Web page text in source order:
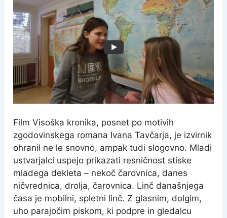
Film Visoška kronika, posnet po motivih
zgodovinskega romana Ivana Tavčarja, je izvirnik
ohranil ne le snovno, ampak tudi slogovno. Mladi
ustvarjalci uspejo prikazati resničnost stiske
mladega dekleta – nekoč čarovnica, danes
ničvrednica, drolja, čarovnica. Linč današnjega
časa je mobilni, spletni linč. Z glasnim, dolgim,
uho parajočim piskom, ki podpre in gledalcu